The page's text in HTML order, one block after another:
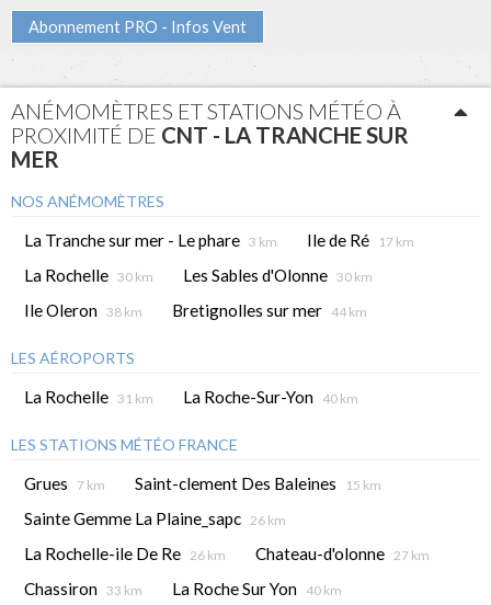
Abonnement PRO - Infos Vent
ANÉMOMÈTRES ET STATIONS MÉTÉO À
PROXIMITÉ DE CNT - LA TRANCHE SUR
MER
NOS ANÉMOMÈTRES
La Tranche sur mer - Le phare 3 km Ile de Ré 17 km
La Rochelle 30 km Les Sables d'Olonne 30 km
Ile Oleron 38 km Bretignolles sur mer 44 km
LES AÉROPORTS
La Rochelle 31 km La Roche-Sur-Yon 40 km
LES STATIONS MÉTÉO FRANCE
Grues 7 km Saint-clement Des Baleines 15 km
Sainte Gemme La Plaine_sapc 26 km
La Rochelle-ile De Re 26 km Chateau-d'olonne 27 km
Chassiron 33 km La Roche Sur Yon 40 km